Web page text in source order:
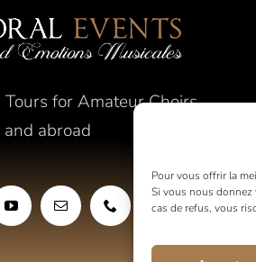
Pour vous offrir la
Si vous nous
cas de refus, vous
Tours for Amateur Choirs
and abroad